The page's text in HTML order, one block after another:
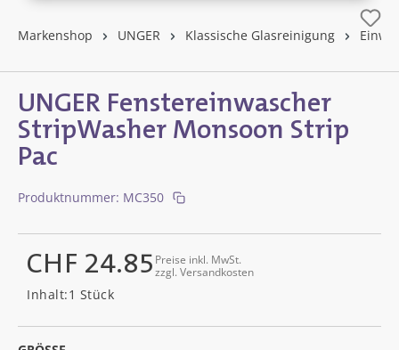
Markenshop UNGER Klassische Glasreinigung
UNGER Fenstereinwascher
StripWasher Monsoon Strip
Pac
Regulärer Preis:
CHF 24.85 Preise inkl. MwSt.
zzgl. Versandkosten
Inhalt:1 Stück
Produktnummer: MC350